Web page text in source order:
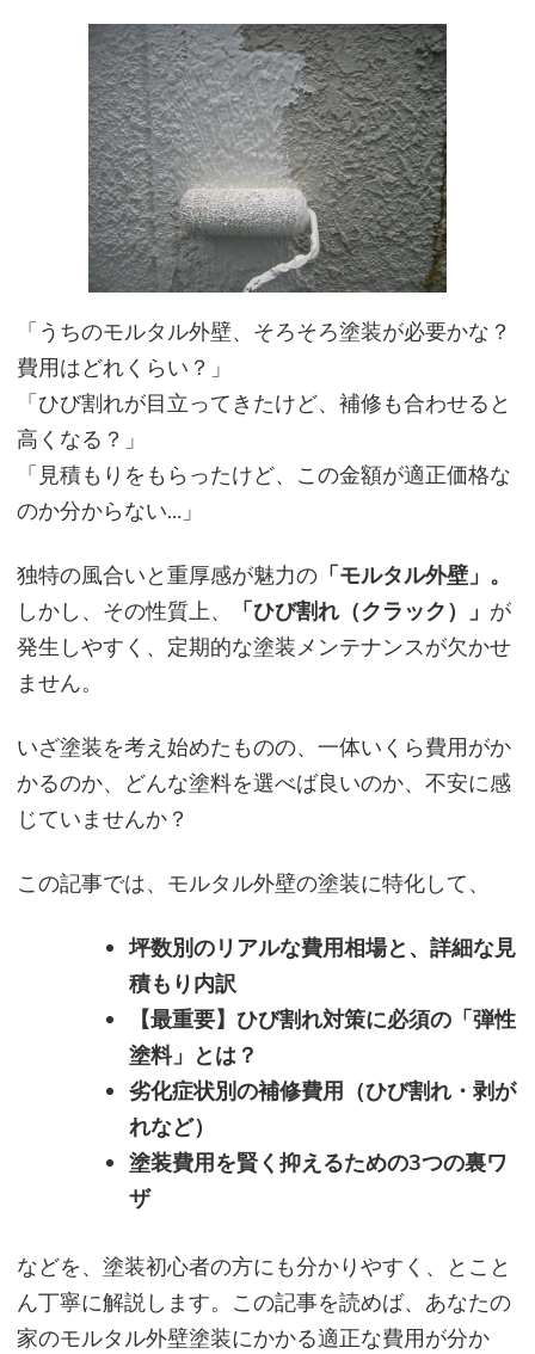
「うちのモルタル外壁、そろそろ塗装が必要かな？
費用はどれくらい？」
「ひび割れが目立ってきたけど、補修も合わせると
高くなる？」
「見積もりをもらったけど、この金額が適正価格な
のか分からない…」
独特の風合いと重厚感が魅力の 「モルタル外壁」。
しかし、その性質上、
「ひび割れ（クラック）」 が
発生しやすく、定期的な塗装メンテナンスが欠かせ
ません。
いざ塗装を考え始めたものの、一体いくら費用がか
かるのか、どんな塗料を選べば良いのか、不安に感
じていませんか？
この記事では、モルタル外壁の塗装に特化して、
坪数別のリアルな費用相場と、詳細な見
積もり内訳
【最重要】ひび割れ対策に必須の「弾性
塗料」とは？
劣化症状別の補修費用（ひび割れ・剥が
れなど）
塗装費用を賢く抑えるための3つの裏ワ
ザ
などを、塗装初心者の方にも分かりやすく、とこと
ん丁寧に解説します。この記事を読めば、あなたの
家のモルタル外壁塗装にかかる適正な費用が分か